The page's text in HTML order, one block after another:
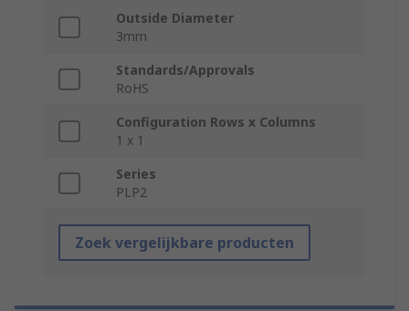
Outside Diameter
3mm
Standards/Approvals
RoHS
Configuration Rows x Columns
1 x 1
Series
PLP2
Zoek vergelijkbare producten